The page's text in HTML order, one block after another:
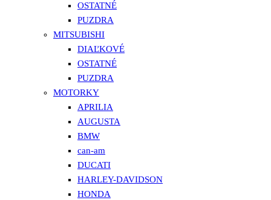
OSTATNÉ
PUZDRA
MITSUBISHI
DIAĽKOVÉ
OSTATNÉ
PUZDRA
MOTORKY
APRILIA
AUGUSTA
BMW
can-am
DUCATI
HARLEY-DAVIDSON
HONDA